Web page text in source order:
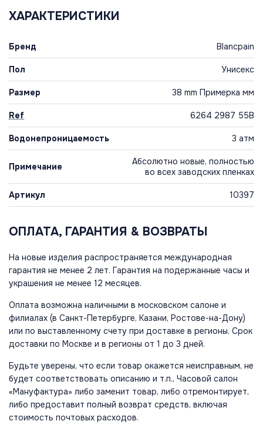
ХАРАКТЕРИСТИКИ
Бренд Blancpain
Пол Унисекс
Размер 38 mm Примерка мм
Ref 6264 2987 55B
Водонепроницаемость 3 атм
Примечание
Абсолютно новые, полностью
во всех заводских пленках
Артикул 10397
ОПЛАТА, ГАРАНТИЯ & ВОЗВРАТЫ
На новые изделия распространяется международная
гарантия не менее 2 лет. Гарантия на подержанные часы и
украшения не менее 12 месяцев.
Оплата возможна наличными в московском салоне и
филиалах (в Санкт-Петербурге, Казани, Ростове-на-Дону)
или по выставленному счету при доставке в регионы. Срок
доставки по Москве и в регионы от 1 до 3 дней.
Будьте уверены, что если товар окажется неисправным, не
будет соответствовать описанию и т.п., Часовой салон
«Мануфактура» либо заменит товар, либо отремонтирует,
либо предоставит полный возврат средств, включая
стоимость почтовых расходов.